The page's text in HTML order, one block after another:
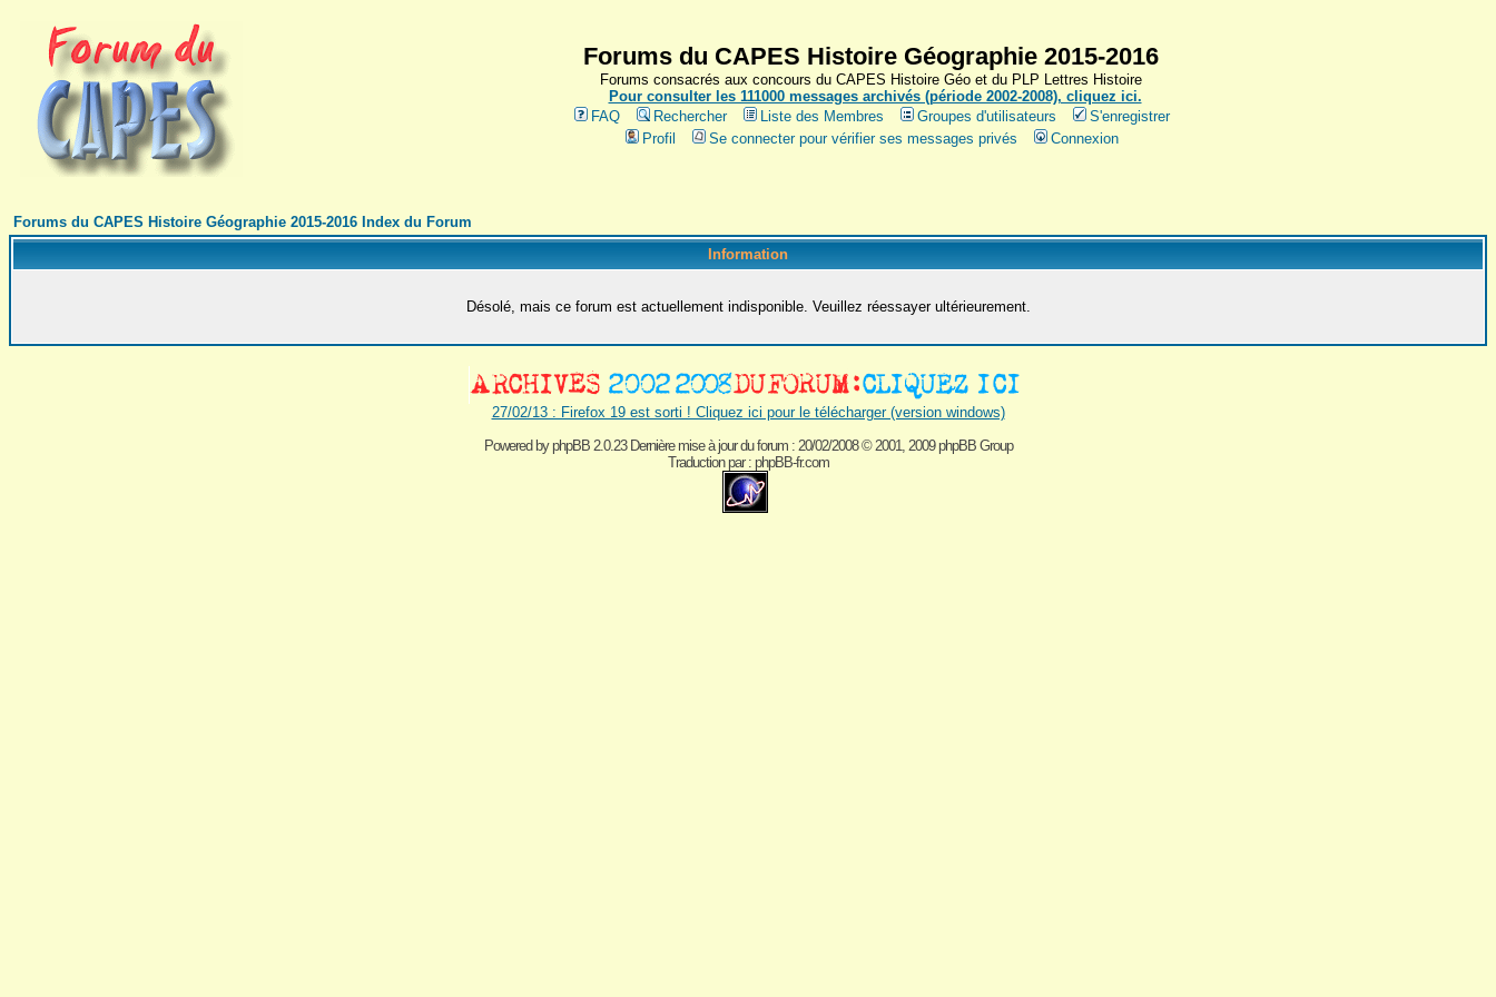
Forums du CAPES Histoire Géographie 2015-2016
Forums consacrés aux concours du CAPES Histoire Géo et du PLP Lettres Histoire
Pour consulter les 111000 messages archivés (période 2002-2008), cliquez ici.
FAQ
Rechercher Liste des Membres Groupes d'utilisateurs
S'enregistrer
Profil
Se connecter pour vérifier ses messages privés Connexion
Forums du CAPES Histoire Géographie 2015-2016 Index du Forum
Information
Désolé, mais ce forum est actuellement indisponible. Veuillez réessayer ultérieurement.
27/02/13 : Firefox 19 est sorti ! Cliquez ici pour le télécharger (version windows)
Powered byphpBB 2.0.23 Dernière mise à jour du forum : 20/02/2008© 2001, 2009 phpBB Group
Traduction par : phpBB-fr.com